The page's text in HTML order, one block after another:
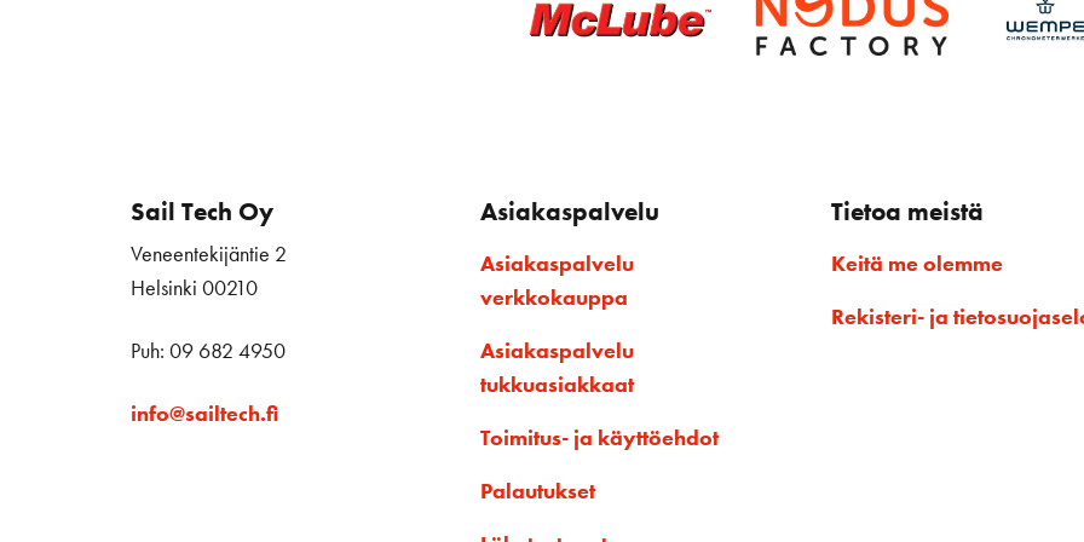
Sail Tech Oy
Veneentekijäntie 2
Helsinki 00210
Puh: 09 682 4950
info@sailtech.fi
Asiakaspalvelu
Asiakaspalvelu
verkkokauppa
Asiakaspalvelu
tukkuasiakkaat
Toimitus- ja käyttöehdot
Palautukset
Tietoa meistä
Keitä me olemme
Rekisteri- ja